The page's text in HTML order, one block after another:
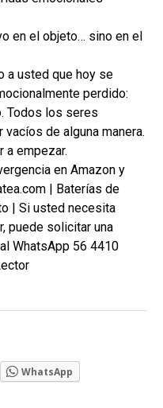
en el objeto… sino en el
a usted que hoy se
perdido:
Todos los seres
de alguna manera.
a empezar.
en Amazon y
| Baterías de
| Si usted necesita
puede solicitar una
WhatsApp 56 4410
WhatsApp